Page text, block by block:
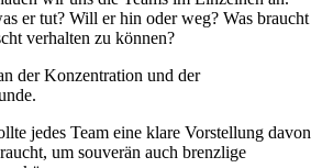
er tut? Will er hin oder weg? Was braucht
verhalten zu können?
der Konzentration und der
jedes Team eine klare Vorstellung davon
um souverän auch brenzlige